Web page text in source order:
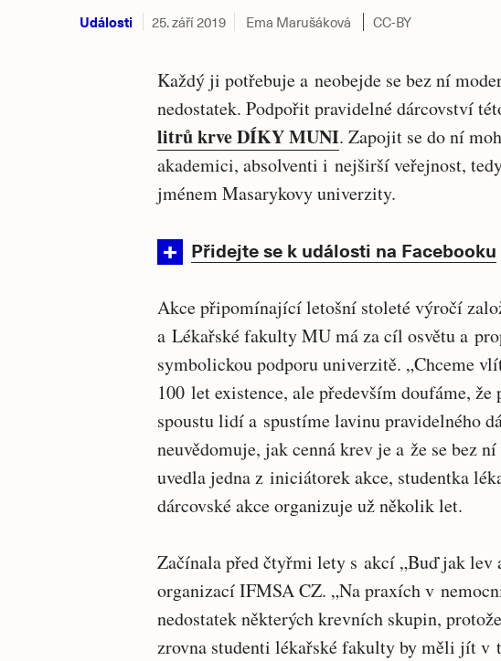
Události 25. září 2019 Ema Marušáková CC-BY
Každý ji potřebuje a neobejde se bez ní
nedostatek. Podpořit pravidelné dárcovství
litrů krve DÍKY MUNI. Zapojit se do ní
akademici, absolventi i nejširší veřejnost,
jménem Masarykovy univerzity.
Přidejte se k události na Facebooku
Akce připomínající letošní stoleté výročí
a Lékařské fakulty MU má za cíl osvětu a
symbolickou podporu univerzitě. „Chceme
100 let existence, ale především doufáme,
spoustu lidí a spustíme lavinu pravidelného
neuvědomuje, jak cenná krev je a že se bez
uvedla jedna z iniciátorek akce, studentka
dárcovské akce organizuje už několik let.
Začínala před čtyřmi lety s akcí „Buď jak lev
organizací IFMSA CZ. „Na praxích v
nedostatek některých krevních skupin,
zrovna studenti lékařské fakulty by měli jít v